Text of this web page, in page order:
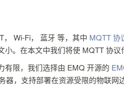
Wi-Fi， 蓝牙 等，其中 MQTT 协
。在本文中我们将使 MQTT 协议
有限，我们选择由 EMQ 开源的
，支持部署在资源受限的物联网